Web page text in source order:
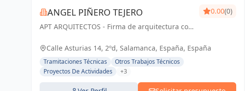
ANGEL PIÑERO TEJERO
APT ARQUITECTOS - Firma de arquitectura con
0.00(0)
Calle Asturias 14, 2ºd, Salamanca, España, España
Tramitaciones Técnicas
Otros Trabajos Técnicos
Proyectos De Actividades
+3